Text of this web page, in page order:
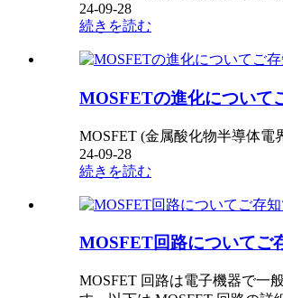
24-09-28
続きを読む
MOSFETの進化について
MOSFET (金属酸化物半導体
24-09-28
続きを読む
MOSFET回路についてご
MOSFET 回路は電子機器で一